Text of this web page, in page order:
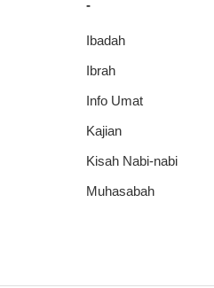
-
Ibadah
Ibrah
Info Umat
Kajian
Kisah Nabi-nabi
Muhasabah